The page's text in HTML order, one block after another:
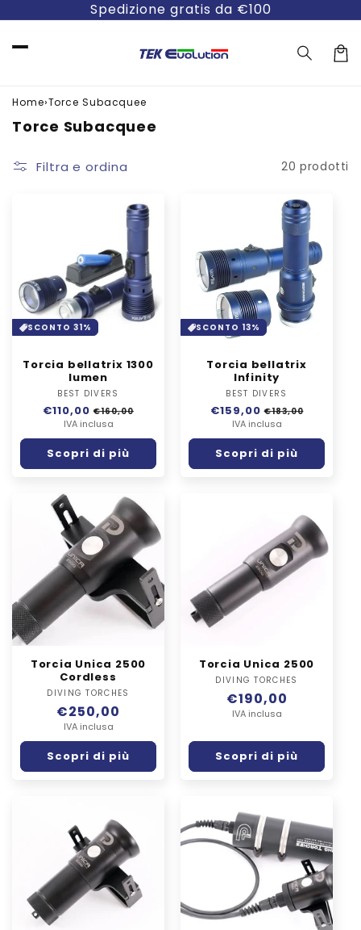
Spedizione gratis da €100
Home›Torce Subacquee
C
l
e
Torce Subacquee
Filtra e ordina 20 prodotti
SCONTO 31%
Torcia bellatrix 1300
lumen
Fornitore:
BEST DIVERS
Prezzo
listino
€110,00 Prezzo
scontato
€160,00
IVA inclusa
Scopri di più
SCONTO 13%
Torcia bellatrix
Infinity
Fornitore:
BEST DIVERS
Prezzo
listino
€159,00 Prezzo
scontato
€183,00
IVA inclusa
Scopri di più
Torcia Unica 2500
Cordless
Fornitore:
DIVING TORCHES
Prezzo
di
listino
€250,00
IVA inclusa
Scopri di più
Torcia Unica 2500
Fornitore:
DIVING TORCHES
Prezzo
di
€190,00
IVA inclusa
Scopri di più